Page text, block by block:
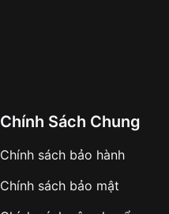
Chính Sách Chung
Chính sách bảo hành
Chính sách bảo mật